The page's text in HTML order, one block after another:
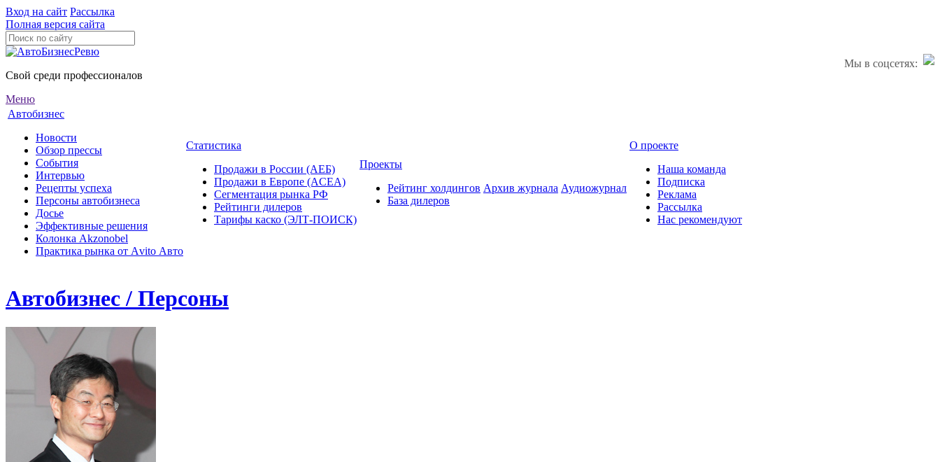
Вход на сайт Рассылка
Полная версия сайта
Мы в соцсетях:
Свой среди профессионалов
Меню
Автобизнес
Новости
Обзор прессы
События
Интервью
Рецепты успеха
Персоны автобизнеса
Досье
Эффективные решения
Колонка Akzonobel
Практика рынка от Аvito Авто
Статистика
Продажи в России (АЕБ)
Продажи в Европе (ACEA)
Сегментация рынка РФ
Рейтинги дилеров
Тарифы каско (ЭЛТ-ПОИСК)
Проекты
Рейтинг холдингов
База дилеров
Архив журнала Аудиожурнал
О проекте
Наша команда
Подписка
Реклама
Рассылка
Нас рекомендуют
Автобизнес / Персоны